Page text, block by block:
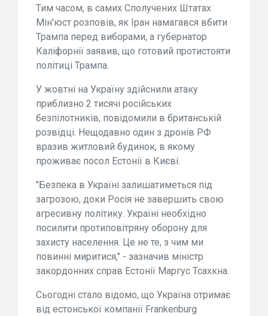
Тим часом, в самих Сполучених Штатах
Мін'юст розповів, як Іран намагався вбити
Трампа перед виборами, а губернатор
Каліфорнії заявив, що готовий протистояти
політиці Трампа.
У жовтні на Україну здійснили атаку
приблизно 2 тисячі російських
безпілотників, повідомили в британській
розвідці. Нещодавно один з дронів РФ
вразив житловий будинок, в якому
проживає посол Естонії в Києві.
"Безпека в Україні залишатиметься під
загрозою, доки Росія не завершить свою
агресивну політику. Україні необхідно
посилити протиповітряну оборону для
захисту населення. Це не те, з чим ми
повинні миритися," - зазначив міністр
закордонних справ Естонії Маргус Тсахкна.
Сьогодні стало відомо, що Україна отримає
від естонської компанії Frankenburg